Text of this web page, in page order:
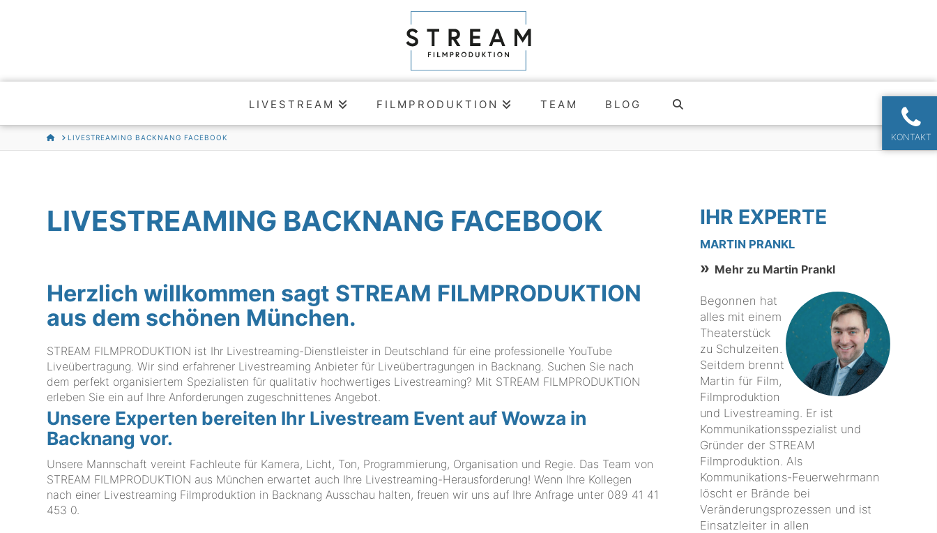
LIVESTREAM FILMPRODUKTION TEAM BLOG
HOMELIVESTREAMING BACKNANG FACEBOOK KONTAKT
LIVESTREAMING BACKNANG FACEBOOK
Herzlich willkommen sagt STREAM FILMPRODUKTION
aus dem schönen München.
STREAM FILMPRODUKTION ist Ihr Livestreaming-Dienstleister in Deutschland für eine professionelle YouTube
Liveübertragung. Wir sind erfahrener Livestreaming Anbieter für Liveübertragungen in Backnang. Suchen Sie nach
dem perfekt organisiertem Spezialisten für qualitativ hochwertiges Livestreaming? Mit STREAM FILMPRODUKTION
erleben Sie ein auf Ihre Anforderungen zugeschnittenes Angebot.
Unsere Experten bereiten Ihr Livestream Event auf Wowza in
Backnang vor.
Unsere Mannschaft vereint Fachleute für Kamera, Licht, Ton, Programmierung, Organisation und Regie. Das Team von
STREAM FILMPRODUKTION aus München erwartet auch Ihre Livestreaming-Herausforderung! Wenn Ihre Kollegen
nach einer Livestreaming Filmproduktion in Backnang Ausschau halten, freuen wir uns auf Ihre Anfrage unter 089 41 41
453 0
IHR EXPERTE
MARTIN PRANKL
Mehr zu Martin Prankl
Begonnen hat
alles mit einem
Theaterstück
zu Schulzeiten.
Seitdem brennt
Martin für Film,
Filmproduktion
und Livestreaming. Er ist
Kommunikationsspezialist und
Gründer der STREAM
Filmproduktion. Als
Kommunikations-Feuerwehrmann
löscht er Brände bei
Veränderungsprozessen und ist
Einsatzleiter in allen